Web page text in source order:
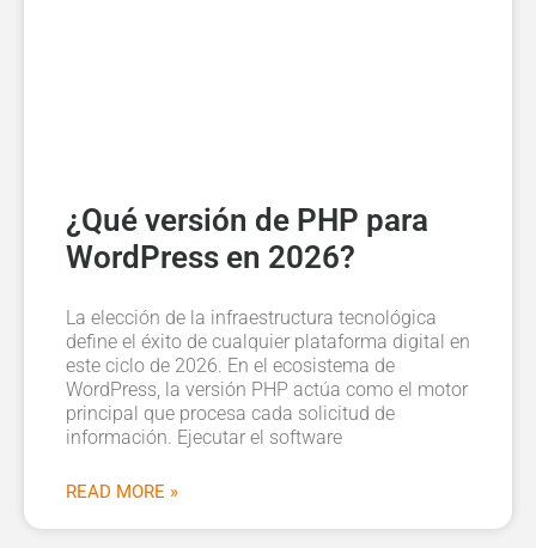
¿Qué versión de PHP para
WordPress en 2026?
La elección de la infraestructura tecnológica
define el éxito de cualquier plataforma digital en
este ciclo de 2026. En el ecosistema de
WordPress, la versión PHP actúa como el motor
principal que procesa cada solicitud de
información. Ejecutar el software
READ MORE »